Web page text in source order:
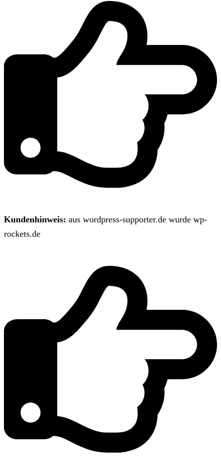
Kundenhinweis: aus wordpress-supporter.de wurde wp-
rockets.de